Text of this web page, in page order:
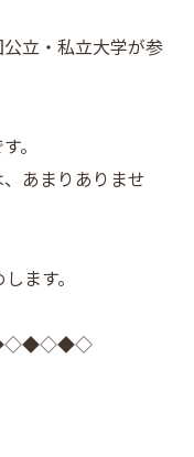
立・私立大学が参
。
あまりありませ
ます。